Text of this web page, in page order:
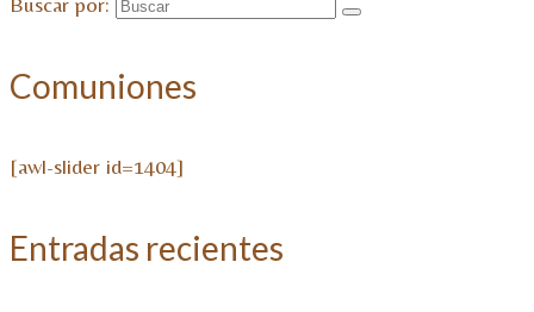
Comuniones
[awl-slider id=1404]
Entradas recientes